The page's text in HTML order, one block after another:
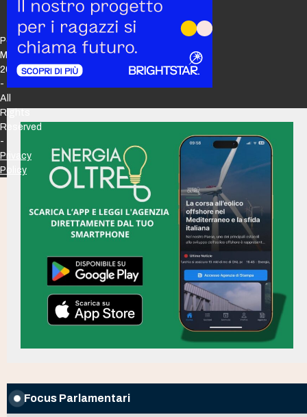
Focus Parlamentari
Policy
Maker
2026
-
All
Rights
Reserved
-
Privacy
Policy